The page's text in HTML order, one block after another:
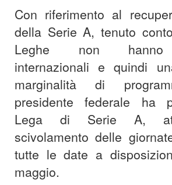
Con riferimento al
della Serie A, tenuto
Leghe non hanno
internazionali e quindi
marginalità di
presidente federale ha
Lega di Serie A,
scivolamento delle
tutte le date a
maggio.